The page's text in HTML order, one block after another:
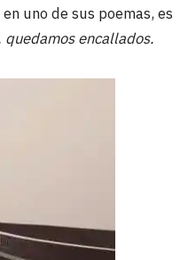
uno de sus poemas, es
quedamos encallados.